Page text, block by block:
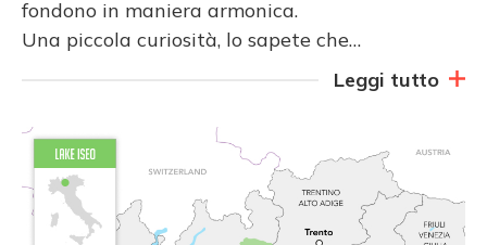
fondono in maniera armonica.
Una piccola curiosità, lo sapete che…
Leggi tutto